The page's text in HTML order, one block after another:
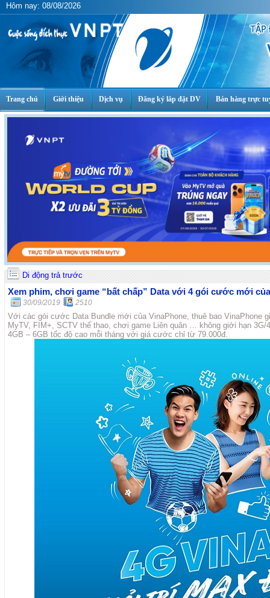
Hôm nay: 08/08/2026
Trang chủ Giới thiệu Dịch vụ Đăng ký lắp đặt DV Bán hàng trực
Di động trả trước
Xem phim, chơi game “bất chấp” Data với 4 gói cước mới
30/09/2019 2510
Với các gói cước Data Bundle mới của VinaPhone, thuê bao VinaPhone
MyTV, FIM+, SCTV thể thao, chơi game Liên quân … không giới hạn
4GB – 6GB tốc độ cao mỗi tháng với giá cước chỉ từ 79.000đ.